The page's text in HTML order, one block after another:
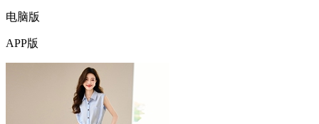
电脑版
APP版